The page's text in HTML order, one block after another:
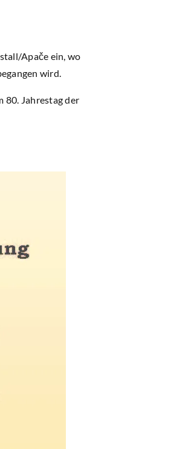
Apače ein, wo
wird.
80. Jahrestag der